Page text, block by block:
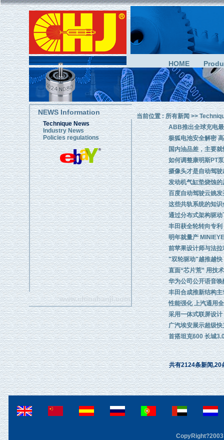
HOME
NEWS Information
Technique News
Industry News
Policies regulations
www.chinahanji.com
当前位置 :所有新闻>>
ABB推出全球充电
极狐电池安全解密
国内油品差，主要就
如何调整康明斯PT
摄像头才是自动驾
发动机气缸垫烧蚀
百度自动驾驶云姚
这些共轨系统的知
通过分布式架构驱
丰田获全轮转向专
明年就量产
前苹果设计师与法
"双轮驱动"越推越快
直面“芯片荒” 用技
华为公司公开语音
丰田合成推新结构
性能强化 上汽通用
采用一体式联屏设
广汽埃安展示超级
首搭坦克600 长城
共有2124条新闻,20